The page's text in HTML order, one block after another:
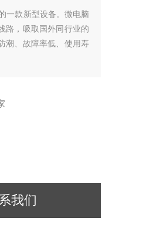
一款新型设备。微电脑
路，吸取国外同行业的
潮、故障率低、使用寿
我们